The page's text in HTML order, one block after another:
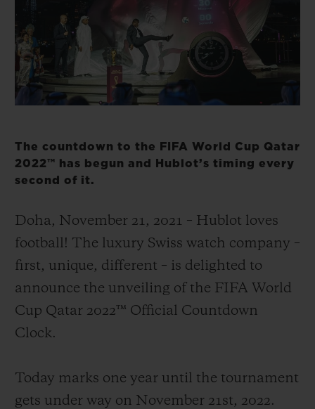
The countdown to the FIFA World Cup Qatar
2022™ has begun and Hublot’s timing every
second of it.
Doha, November 21, 2021 – Hublot loves
football! The luxury Swiss watch company –
first, unique, different – is delighted to
announce the unveiling of the FIFA World
Cup Qatar 2022™ Official Countdown
Clock.
Today marks one year until the tournament
gets under way on November 21st, 2022.
온라인 익스클
익스클루시브 서비스
5+5 워런티
예상 배송일
안전한 결제
기프트 파우치
연락처